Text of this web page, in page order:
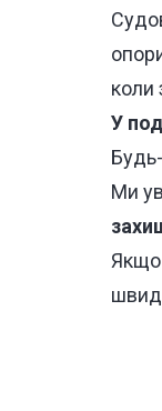
коли
У
Ми
Якщо